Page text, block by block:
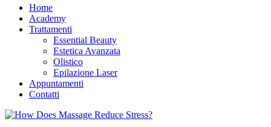
Home
Academy
Trattamenti
Essential Beauty
Estetica Avanzata
Olistico
Epilazione Laser
Appuntamenti
Contatti